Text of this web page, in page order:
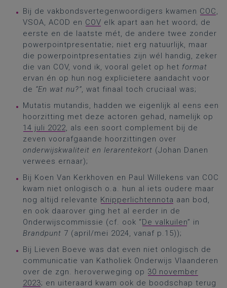
Bij de vakbondsvertegenwoordigers kwamen COC,
VSOA, ACOD en COV elk apart aan het woord; de
eerste en de laatste mét, de andere twee zonder
powerpointpresentatie; niet erg natuurlijk, maar
die powerpointpresentaties zijn wél handig, zeker
die van COV, vond ik, vooral gelet op het format
ervan én op hun nog explicietere aandacht voor
de “En wat nu?”, wat finaal toch cruciaal was;
Mutatis mutandis, hadden we eigenlijk al eens een
hoorzitting met deze actoren gehad, namelijk op
14 juli 2022, als een soort complement bij de
zeven voorafgaande hoorzittingen over
onderwijskwaliteit en lerarentekort (Johan Danen
verwees ernaar);
Bij Koen Van Kerkhoven en Paul Willekens van COC
kwam niet onlogisch o.a. hun al iets oudere maar
nog altijd relevante Knipperlichtennota aan bod,
en ook daarover ging het al eerder in de
Onderwijscommissie (cf. ook “De valkuilen” in
Brandpunt 7 (april/mei 2024, vanaf p.15));
Bij Lieven Boeve was dat even niet onlogisch de
communicatie van Katholiek Onderwijs Vlaanderen
over de zgn. heroverweging op 30 november
2023; en uiteraard kwam ook de boodschap terug